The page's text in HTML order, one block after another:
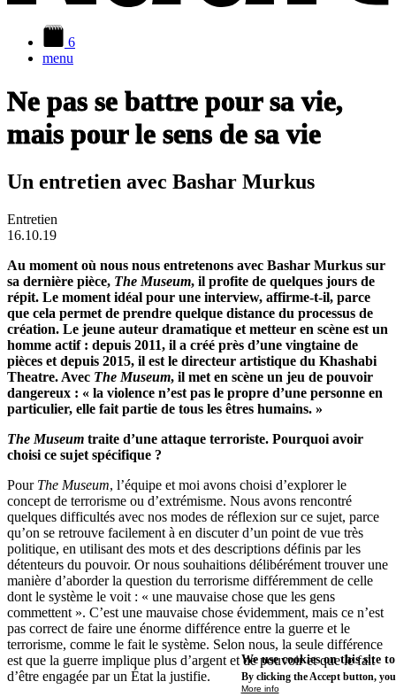
6
menu
Ne pas se battre pour sa vie,
mais pour le sens de sa vie
Un entretien avec Bashar Murkus
Entretien
16.10.19
Au moment où nous nous entretenons avec Bashar Murkus sur
sa dernière pièce, The Museum, il profite de quelques jours de
répit. Le moment idéal pour une interview, affirme-t-il, parce
que cela permet de prendre quelque distance du processus de
création. Le jeune auteur dramatique et metteur en scène est un
homme actif : depuis 2011, il a créé près d’une vingtaine de
pièces et depuis 2015, il est le directeur artistique du Khashabi
Theatre. Avec The Museum, il met en scène un jeu de pouvoir
dangereux : « la violence n’est pas le propre d’une personne en
particulier, elle fait partie de tous les êtres humains. »
The Museum traite d’une attaque terroriste. Pourquoi avoir
choisi ce sujet spécifique ?
Pour The Museum, l’équipe et moi avons choisi d’explorer le
concept de terrorisme ou d’extrémisme. Nous avons rencontré
quelques difficultés avec nos modes de réflexion sur ce sujet, parce
qu’on se retrouve facilement à en discuter d’un point de vue très
politique, en utilisant des mots et des descriptions définis par les
détenteurs du pouvoir. Or nous souhaitions délibérément trouver une
manière d’aborder la question du terrorisme différemment de celle
dont le système le voit : « une mauvaise chose que les gens
commettent ». C’est une mauvaise chose évidemment, mais ce n’est
pas correct de faire une énorme différence entre la guerre et le
terrorisme, comme le fait le système. Selon nous, la seule différence
est que la guerre implique plus d’argent et de pouvoir et que le fait
d’être engagée par un État la justifie.
We use cookies on this site
By clicking the Accept button,
More info